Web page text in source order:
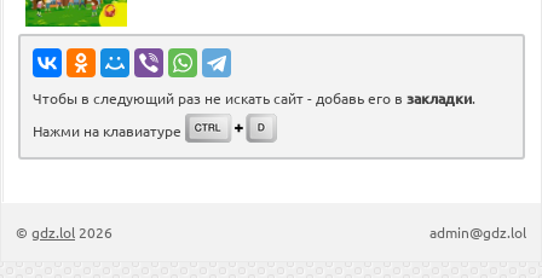
Чтобы в следующий раз не искать сайт - добавь его в закладки.
Нажми на клавиатуре
© gdz.lol 2026 admin@gdz.lol